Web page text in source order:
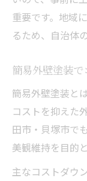
重要です。地域
るため、自治体
簡易外壁塗装
簡易外壁塗装と
コストを抑えた
田市・貝塚市で
美観維持を目的
主なコストダウ